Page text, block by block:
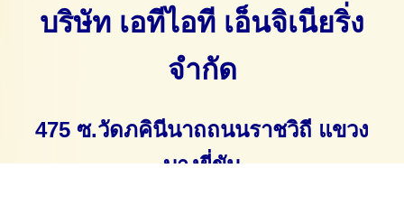
บริษัท เอทีไอที เอ็นจิเนียริ่ง
จำกัด
475 ซ.วัดภคินีนาถถนนราชวิถี แขวง
บางยี่ขัน